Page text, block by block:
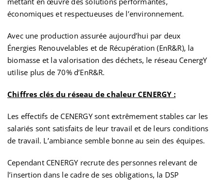
économiques et respectueuses de l’environnement.
Avec une production assurée aujourd’hui par deux
Énergies Renouvelables et de Récupération (EnR&R), la
biomasse et la valorisation des déchets, le réseau CenergY
utilise plus de 70% d’EnR&R.
Chiffres clés du réseau de chaleur CENERGY :
Les effectifs de CENERGY sont extrêmement stables car les
salariés sont satisfaits de leur travail et de leurs conditions
de travail. L’ambiance semble bonne au sein des équipes.
Cependant CENERGY recrute des personnes relevant de
l’insertion dans le cadre de ses obligations, la DSP